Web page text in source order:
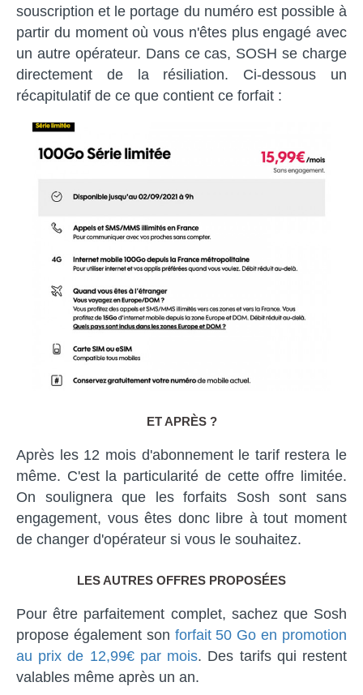
souscription et le portage du numéro est possible à
partir du moment où vous n'êtes plus engagé avec
un autre opérateur. Dans ce cas, SOSH se charge
directement de la résiliation. Ci-dessous un
récapitulatif de ce que contient ce forfait :
ET APRÈS ?
Après les 12 mois d'abonnement le tarif restera le
même. C'est la particularité de cette offre limitée.
On soulignera que les forfaits Sosh sont sans
engagement, vous êtes donc libre à tout moment
de changer d'opérateur si vous le souhaitez.
LES AUTRES OFFRES PROPOSÉES
Pour être parfaitement complet, sachez que Sosh
propose également son forfait 50 Go en promotion
au prix de 12,99€ par mois. Des tarifs qui restent
valables même après un an.